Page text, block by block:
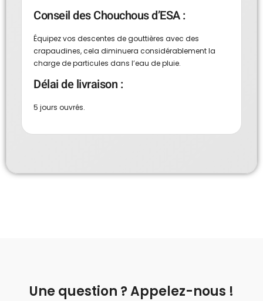
Conseil des Chouchous d’ESA :
Équipez vos descentes de gouttières avec des
crapaudines, cela diminuera considérablement la
charge de particules dans l’eau de pluie.
Délai de livraison :
5 jours ouvrés.
Une question ? Appelez-nous !